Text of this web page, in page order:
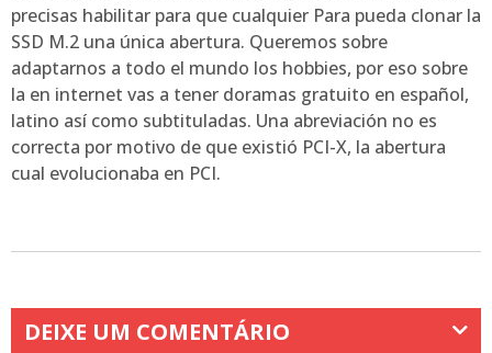
precisas habilitar para que cualquier Para pueda clonar la
SSD M.2 una única abertura. Queremos sobre
adaptarnos a todo el mundo los hobbies, por eso sobre
la en internet vas a tener doramas gratuito en español,
latino así­ como subtituladas. Una abreviación no es
correcta por motivo de que existió PCI-X, la abertura
cual evolucionaba en PCI.
DEIXE UM COMENTÁRIO